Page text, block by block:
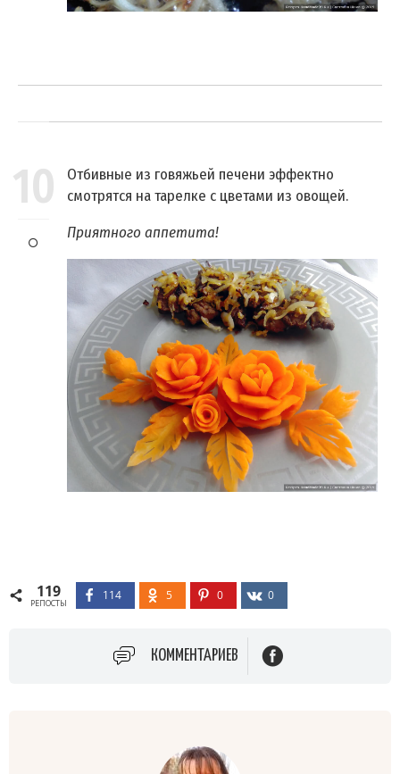
10
Отбивные из говяжьей печени эффектно
смотрятся на тарелке с цветами из овощей.
Приятного аппетита!
119
РЕПОСТЫ
114 5 0 0
КОММЕНТАРИЕВ